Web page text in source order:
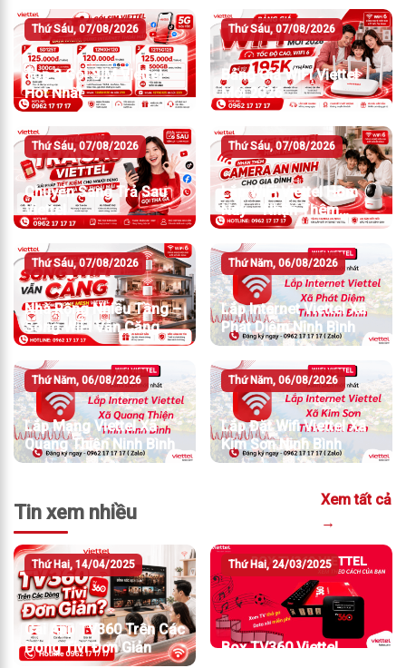
Thứ Sáu, 07/08/2026
Top 3 Gói SIM Viettel
Hot Nhất
Thứ Sáu, 07/08/2026
Bảng Giá WiFi Viettel
Mới 2026
Thứ Sáu, 07/08/2026
Chuyển Sang Trả Sau
Viettel
Thứ Sáu, 07/08/2026
Lắp WiFi Viettel Hôm
Nay – Nhận Thêm
Camera An Ninh
Thứ Sáu, 07/08/2026
Nhà Rộng Nhiều Tầng –
Sóng WiFi Vẫn Căng
Thứ Năm, 06/08/2026
Lắp Internet Viettel Xã
Phát Diệm Ninh Bình
Thứ Năm, 06/08/2026
Lắp Mạng Viettel Xã
Quang Thiện Ninh Bình
Thứ Năm, 06/08/2026
Lắp Đặt Wifi Viettel Xã
Kim Sơn Ninh Bình
Tin xem nhiều
Xem tất cả
→
Thứ Hai, 14/04/2025
Cài App TV360 Trên Các
Dòng Tivi Đơn Giản
Thứ Hai, 24/03/2025
Box TV360 Viettel